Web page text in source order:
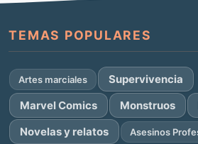
TEMAS POPULARES
Artes marciales
Supervivencia
Marvel Comics
Monstruos
Novelas y relatos
Asesinos